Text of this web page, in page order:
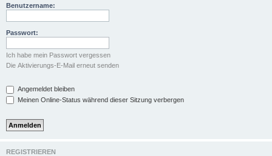
Benutzername:
Passwort:
Ich habe mein Passwort vergessen
Die Aktivierungs-E-Mail erneut senden
Angemeldet bleiben
Meinen Online-Status während dieser Sitzung verbergen
REGISTRIEREN